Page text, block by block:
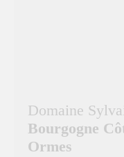
Domaine
Bourgogne
Ormes